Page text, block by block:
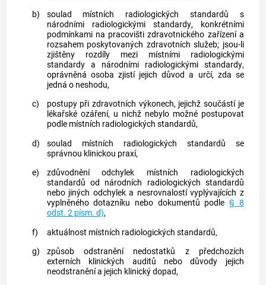
b)
soulad místních radiologických standardů s
národními radiologickými standardy, konkrétními
podmínkami na pracovišti zdravotnického zařízení a
rozsahem poskytovaných zdravotních služeb; jsou-li
zjištěny rozdíly mezi místními radiologickými
standardy a národními radiologickými standardy,
oprávněná osoba zjistí jejich důvod a určí, zda se
jedná o neshodu,
c)
postupy při zdravotních výkonech, jejichž součástí je
lékařské ozáření, u nichž nebylo možné postupovat
podle místních radiologických standardů,
d)
soulad místních radiologických standardů se
správnou klinickou praxí,
e)
zdůvodnění odchylek místních radiologických
standardů od národních radiologických standardů
nebo jiných odchylek a nesrovnalostí vyplývajících z
vyplněného dotazníku nebo dokumentů podle§ 8
odst. 2 písm. d),
f)
aktuálnost místních radiologických standardů,
g)
způsob odstranění nedostatků z předchozích
externích klinických auditů nebo důvody jejich
neodstranění a jejich klinický dopad,